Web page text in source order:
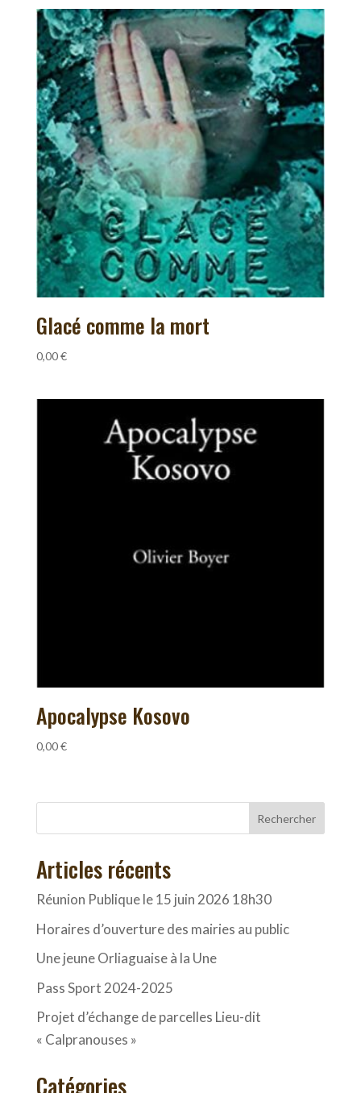
Glacé comme la mort
0,00€
Apocalypse Kosovo
0,00€
Rechercher
Articles récents
Réunion Publique le 15 juin 2026 18h30
Horaires d’ouverture des mairies au public
Une jeune Orliaguaise à la Une
Pass Sport 2024-2025
Projet d’échange de parcelles Lieu-dit
« Calpranouses »
Catégories